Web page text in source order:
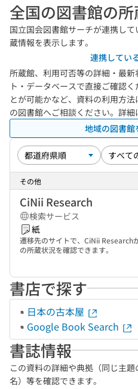
全国の図書館の
国立国会図書館サーチが連携し
蔵情報を表示します。
連携してい
所蔵館、利用可否等の詳細・最
ト・データベースで直接ご確認
とが可能かなど、資料の利用方
の図書館へご相談ください。詳細
地域の図書館
その他
CiNii Research
検索サービス
紙
遷移先のサイトで、CiNii Research
の所蔵状況を確認できます。
書店で探す
日本の古本屋
Google Book Search
書誌情報
この資料の詳細や典拠（同じ主
名）等を確認できます。